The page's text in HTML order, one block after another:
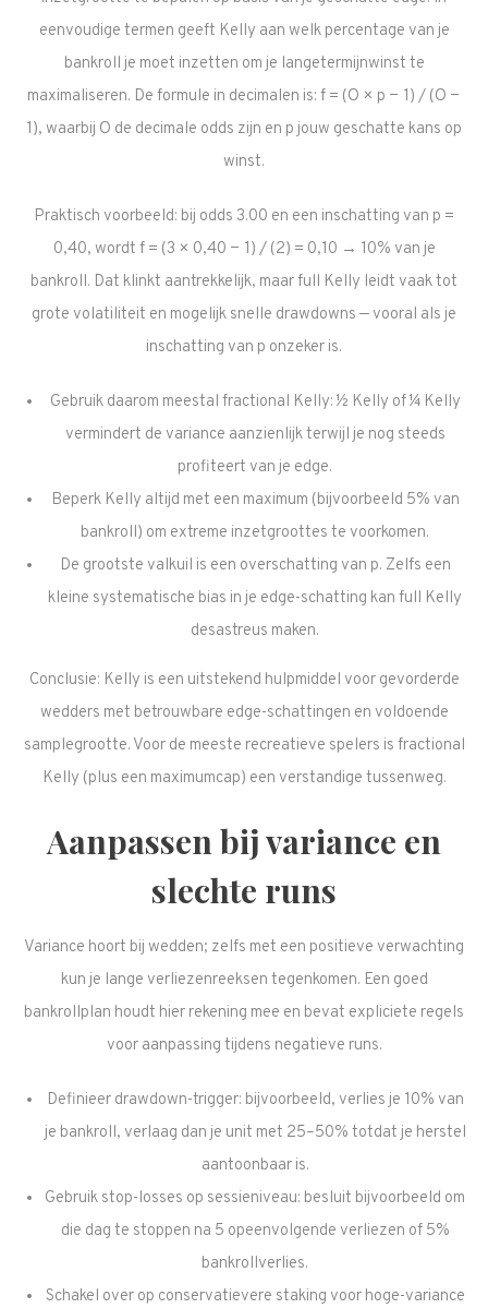
eenvoudige termen geeft Kelly aan welk percentage van je
bankroll je moet inzetten om je langetermijnwinst te
maximaliseren. De formule in decimalen is: f = (O × p − 1) / (O −
1), waarbij O de decimale odds zijn en p jouw geschatte kans op
winst.
Praktisch voorbeeld: bij odds 3.00 en een inschatting van p =
0,40, wordt f = (3 × 0,40 − 1) / (2) = 0,10 → 10% van je
bankroll. Dat klinkt aantrekkelijk, maar full Kelly leidt vaak tot
grote volatiliteit en mogelijk snelle drawdowns — vooral als je
inschatting van p onzeker is.
Gebruik daarom meestal fractional Kelly: ½ Kelly of ¼ Kelly
vermindert de variance aanzienlijk terwijl je nog steeds
profiteert van je edge.
Beperk Kelly altijd met een maximum (bijvoorbeeld 5% van
bankroll) om extreme inzetgroottes te voorkomen.
De grootste valkuil is een overschatting van p. Zelfs een
kleine systematische bias in je edge-schatting kan full Kelly
desastreus maken.
Conclusie: Kelly is een uitstekend hulpmiddel voor gevorderde
wedders met betrouwbare edge-schattingen en voldoende
samplegrootte. Voor de meeste recreatieve spelers is fractional
Kelly (plus een maximumcap) een verstandige tussenweg.
Aanpassen bij variance en
slechte runs
Variance hoort bij wedden; zelfs met een positieve verwachting
kun je lange verliezenreeksen tegenkomen. Een goed
bankrollplan houdt hier rekening mee en bevat expliciete regels
voor aanpassing tijdens negatieve runs.
Definieer drawdown-trigger: bijvoorbeeld, verlies je 10% van
je bankroll, verlaag dan je unit met 25–50% totdat je herstel
aantoonbaar is.
Gebruik stop-losses op sessieniveau: besluit bijvoorbeeld om
die dag te stoppen na 5 opeenvolgende verliezen of 5%
bankrollverlies.
Schakel over op conservatievere staking voor hoge-variance